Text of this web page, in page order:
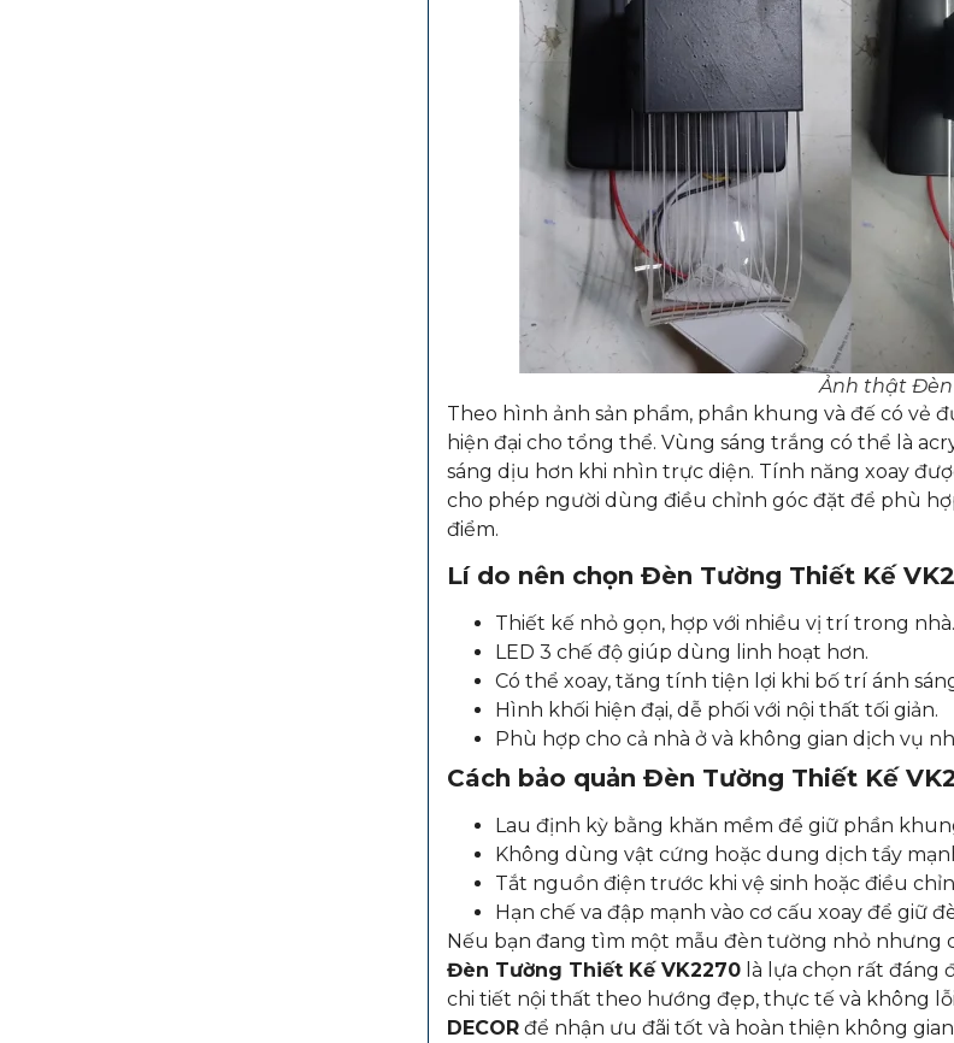
Ảnh thật Đèn
Theo hình ảnh sản phẩm, phần khung và đế có vẻ
hiện đại cho tổng thể. Vùng sáng trắng có thể là
sáng dịu hơn khi nhìn trực diện. Tính năng xoay
cho phép người dùng điều chỉnh góc đặt để phù
điểm.
Lí do nên chọn Đèn Tường Thiết Kế
Thiết kế nhỏ gọn, hợp với nhiều vị trí trong nhà.
LED 3 chế độ giúp dùng linh hoạt hơn.
Có thể xoay, tăng tính tiện lợi khi bố trí ánh
Hình khối hiện đại, dễ phối với nội thất tối giản.
Phù hợp cho cả nhà ở và không gian dịch vụ
Cách bảo quản Đèn Tường Thiết Kế
Lau định kỳ bằng khăn mềm để giữ phần
Không dùng vật cứng hoặc dung dịch tẩy
Tắt nguồn điện trước khi vệ sinh hoặc điều
Hạn chế va đập mạnh vào cơ cấu xoay để giữ
Nếu bạn đang tìm một mẫu đèn tường nhỏ nhưng
Đèn Tường Thiết Kế VK2270là lựa chọn rất đáng
chi tiết nội thất theo hướng đẹp, thực tế và không
DECORđể nhận ưu đãi tốt và hoàn thiện không